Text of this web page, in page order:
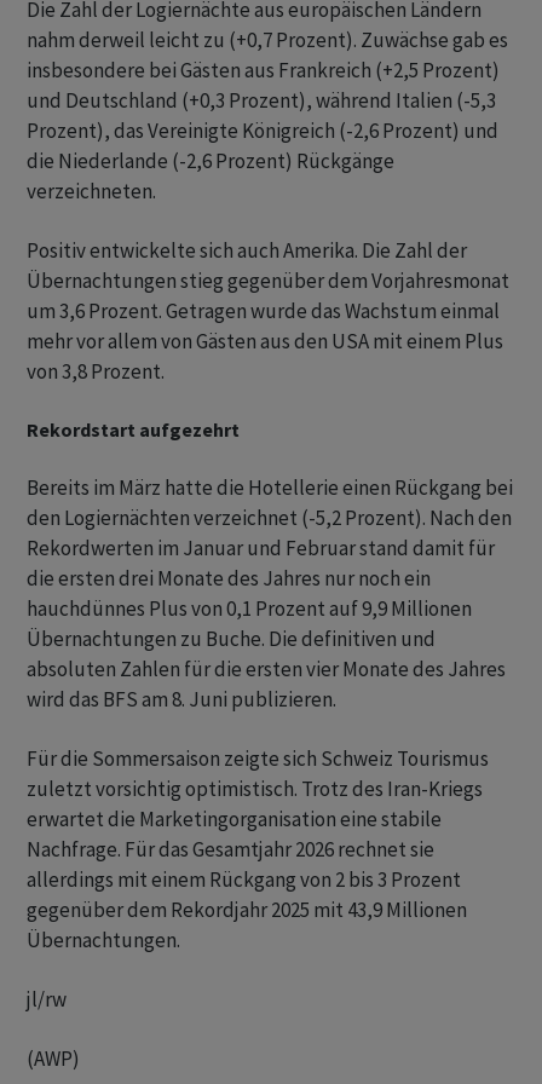
Die Zahl der Logiernächte aus europäischen Ländern
nahm derweil leicht zu (+0,7 Prozent). Zuwächse gab es
insbesondere bei Gästen aus Frankreich (+2,5 Prozent)
und Deutschland (+0,3 Prozent), während Italien (-5,3
Prozent), das Vereinigte Königreich (-2,6 Prozent) und
die Niederlande (-2,6 Prozent) Rückgänge
verzeichneten.
Positiv entwickelte sich auch Amerika. Die Zahl der
Übernachtungen stieg gegenüber dem Vorjahresmonat
um 3,6 Prozent. Getragen wurde das Wachstum einmal
mehr vor allem von Gästen aus den USA mit einem Plus
von 3,8 Prozent.
Rekordstart aufgezehrt
Bereits im März hatte die Hotellerie einen Rückgang bei
den Logiernächten verzeichnet (-5,2 Prozent). Nach den
Rekordwerten im Januar und Februar stand damit für
die ersten drei Monate des Jahres nur noch ein
hauchdünnes Plus von 0,1 Prozent auf 9,9 Millionen
Übernachtungen zu Buche. Die definitiven und
absoluten Zahlen für die ersten vier Monate des Jahres
wird das BFS am 8. Juni publizieren.
Für die Sommersaison zeigte sich Schweiz Tourismus
zuletzt vorsichtig optimistisch. Trotz des Iran-Kriegs
erwartet die Marketingorganisation eine stabile
Nachfrage. Für das Gesamtjahr 2026 rechnet sie
allerdings mit einem Rückgang von 2 bis 3 Prozent
gegenüber dem Rekordjahr 2025 mit 43,9 Millionen
Übernachtungen.
jl/rw
(AWP)